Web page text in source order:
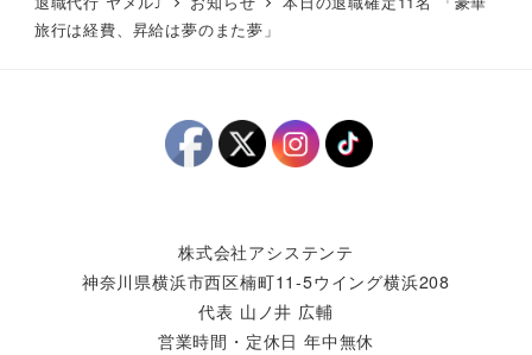
旅行は経費、昇給は夢のまた夢」
株式会社アシステンテ
神奈川県横浜市西区楠町11-5ウイング横浜208
代表 山ノ井 広輔
営業時間・定休日 年中無休